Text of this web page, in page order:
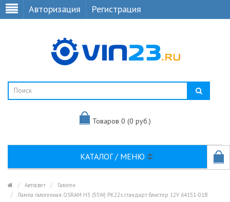
Авторизация Регистрация
Товаров 0 (0 руб.)
КАТАЛОГ / МЕНЮ
Автосвет
Галоген
Лампа галогенная OSRAM H3 (55W) РК22s стандарт блистер 12V 64151-01B